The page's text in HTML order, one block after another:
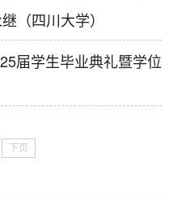
（四川大学）
届学生毕业典礼暨学位
下页